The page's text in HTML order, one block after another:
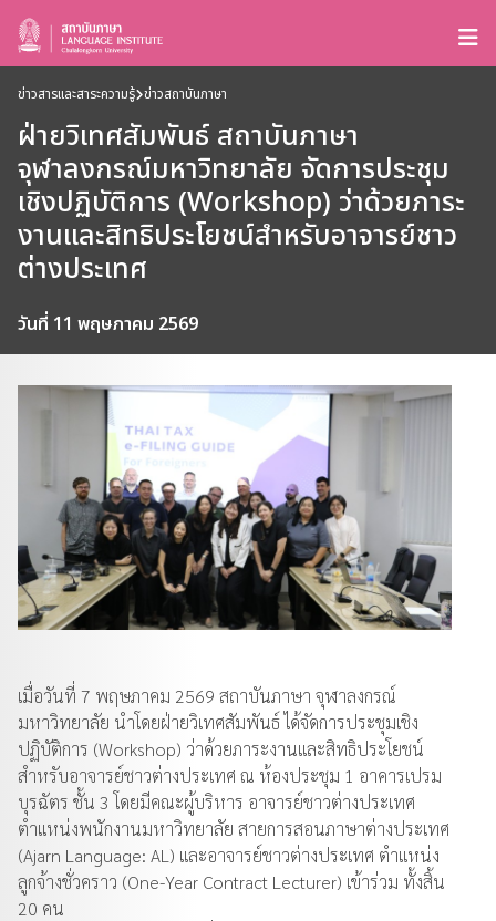
ข่าวสารและสาระความรู้ ข่าวสถาบันภาษา
ฝ่ายวิเทศสัมพันธ์ สถาบันภาษา
จุฬาลงกรณ์มหาวิทยาลัย จัดการประชุม
เชิงปฏิบัติการ (Workshop) ว่าด้วยภาระ
งานและสิทธิประโยชน์สำหรับอาจารย์ชาว
ต่างประเทศ
วันที่ 11 พฤษภาคม 2569
เมื่อวันที่ 7 พฤษภาคม 2569 สถาบันภาษา จุฬาลงกรณ์
มหาวิทยาลัย นำโดยฝ่ายวิเทศสัมพันธ์ ได้จัดการประชุมเชิง
ปฏิบัติการ (Workshop) ว่าด้วยภาระงานและสิทธิประโยชน์
สำหรับอาจารย์ชาวต่างประเทศ ณ ห้องประชุม 1 อาคารเปรม
บุรฉัตร ชั้น 3 โดยมีคณะผู้บริหาร อาจารย์ชาวต่างประเทศ
ตำแหน่งพนักงานมหาวิทยาลัย สายการสอนภาษาต่างประเทศ
(Ajarn Language: AL) และอาจารย์ชาวต่างประเทศ ตำแหน่ง
ลูกจ้างชั่วคราว (One-Year Contract Lecturer) เข้าร่วม ทั้งสิ้น
20 คน